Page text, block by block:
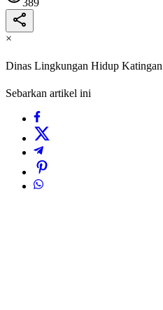
×
Dinas Lingkungan Hidup
Sebarkan artikel ini